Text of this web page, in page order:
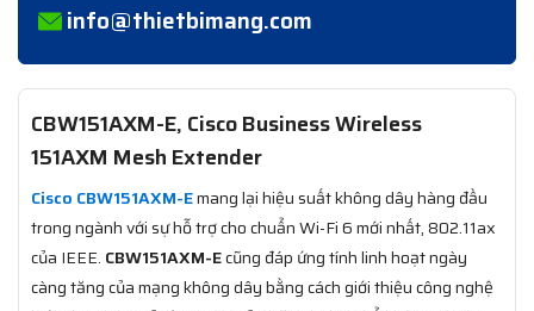
info@thietbimang.com
CBW151AXM-E, Cisco Business Wireless
151AXM Mesh Extender
Cisco CBW151AXM-Emang lại hiệu suất không dây hàng đầu
trong ngành với sự hỗ trợ cho chuẩn Wi-Fi 6 mới nhất, 802.11ax
của IEEE. CBW151AXM-Ecũng đáp ứng tính linh hoạt ngày
càng tăng của mạng không dây bằng cách giới thiệu công nghệ